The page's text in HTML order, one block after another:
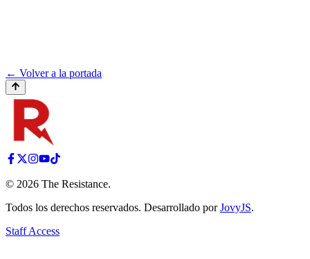
← Volver a la portada
© 2026 The Resistance.
Todos los derechos reservados. Desarrollado por JovyJS.
Staff Access